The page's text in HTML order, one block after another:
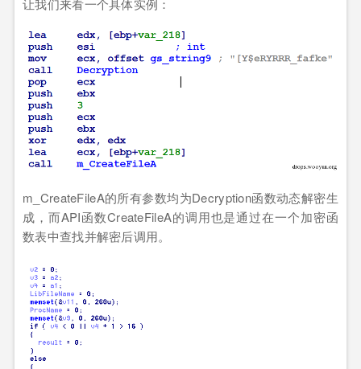
m_CreateFileA的所有参数均为Decryption函数动态解密生
成，而API函数CreateFileA的调用也是通过在一个加密函
数表中查找并解密后调用。